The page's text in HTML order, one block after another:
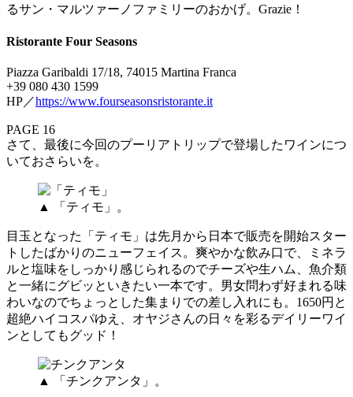
るサン・マルツァーノファミリーのおかげ。Grazie！
Ristorante Four Seasons
Piazza Garibaldi 17/18, 74015 Martina Franca
+39 080 430 1599
HP／https://www.fourseasonsristorante.it
PAGE 16
さて、最後に今回のプーリアトリップで登場したワインにつ
いておさらいを。
▲ 「ティモ」。
目玉となった「ティモ」は先月から日本で販売を開始スター
トしたばかりのニューフェイス。爽やかな飲み口で、ミネラ
ルと塩味をしっかり感じられるのでチーズや生ハム、魚介類
と一緒にグビッといきたい一本です。男女問わず好まれる味
わいなのでちょっとした集まりでの差し入れにも。1650円と
超絶ハイコスパゆえ、オヤジさんの日々を彩るデイリーワイ
ンとしてもグッド！
▲ 「チンクアンタ」。